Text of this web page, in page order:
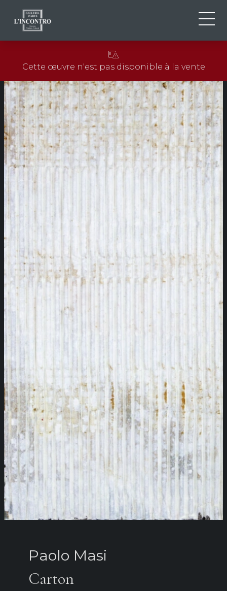
EN
FR
NEWS ED EVENTS
ARTISTES ET ŒUVRES
EXPOSITIONS
CONTACTS
Cette œuvre n'est pas disponible à la vente
Paolo Masi
Carton